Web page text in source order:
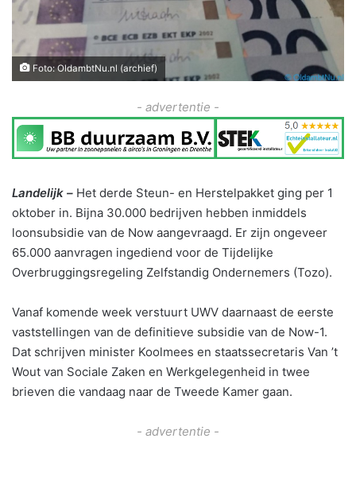
Foto: OldambtNu.nl (archief)
- advertentie -
Landelijk – Het derde Steun- en Herstelpakket ging per 1
oktober in. Bijna 30.000 bedrijven hebben inmiddels
loonsubsidie van de Now aangevraagd. Er zijn ongeveer
65.000 aanvragen ingediend voor de Tijdelijke
Overbruggingsregeling Zelfstandig Ondernemers (Tozo).
Vanaf komende week verstuurt UWV daarnaast de eerste
vaststellingen van de definitieve subsidie van de Now-1.
Dat schrijven minister Koolmees en staatssecretaris Van ’t
Wout van Sociale Zaken en Werkgelegenheid in twee
brieven die vandaag naar de Tweede Kamer gaan.
- advertentie -